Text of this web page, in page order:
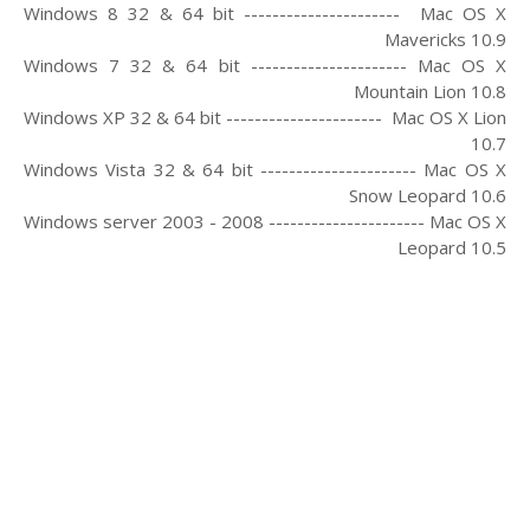
Windows 8 32 & 64 bit ---------------------- Mac OS X
Mavericks 10.9
Windows 7 32 & 64 bit ---------------------- Mac OS X
Mountain Lion 10.8
Windows XP 32 & 64 bit ---------------------- Mac OS X Lion
10.7
Windows Vista 32 & 64 bit ---------------------- Mac OS X
Snow Leopard 10.6
Windows server 2003 - 2008 ---------------------- Mac OS X
Leopard 10.5